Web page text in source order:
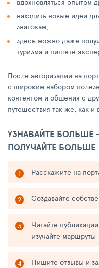
находить новые идеи
знатокам,
здесь можно даже
туризма и пишете
После авторизации на
с широким набором
контентом и общения с
путешествия так же, как и
УЗНАВАЙТЕ
ПОЛУЧАЙТЕ БОЛЬШЕ
Расскажите на
Создавайте
Читайте
изучайте маршруты
Пишите отзывы и